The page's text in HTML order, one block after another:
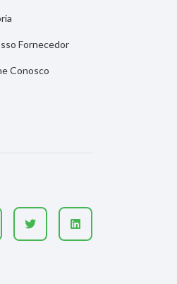
Fornecedor
Conosco